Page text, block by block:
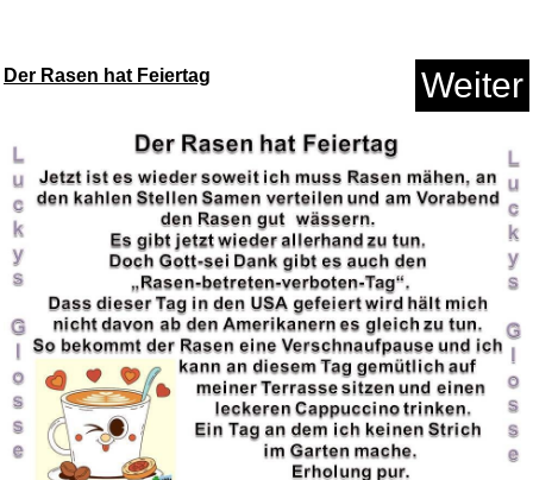
Wide Sargasso Sea: Jean Rhys
(...
Anzeige
Der Rasen hat Feiertag Weiter